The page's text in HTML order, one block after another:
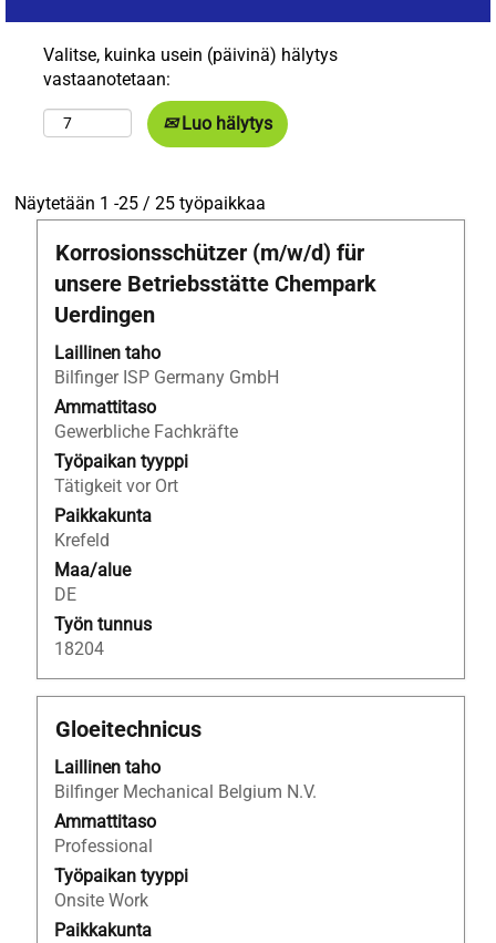
Valitse, kuinka usein (päivinä) hälytys
vastaanotetaan:
Luo hälytys
Näytetään 1 -25 / 25 työpaikkaa
"Mechatroniker*in
JA
Saksa
1
Ammattinimike
Korrosionsschützer (m/w/d) für
unsere Betriebsstätte Chempark
Uerdingen
Laillinen taho
Bilfinger ISP Germany GmbH
Ammattitaso
Gewerbliche Fachkräfte
Työpaikan tyyppi
Tätigkeit vor Ort
Paikkakunta
Krefeld
Maa/alue
DE
Työn tunnus
18204
Valitse
välilyöntinäppäimellä,
jos
haluat
nähdä
työpaikan
kaikki
tiedot.
Ammattinimike
Gloeitechnicus
Laillinen taho
Bilfinger Mechanical Belgium N.V.
Ammattitaso
Professional
Työpaikan tyyppi
Onsite Work
Paikkakunta
Valitse
jos
haluat
nähdä
työpaikan
kaikki
tiedot.